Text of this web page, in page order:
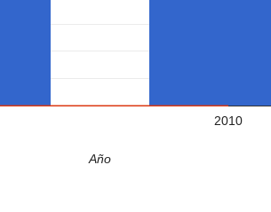
2010
Año